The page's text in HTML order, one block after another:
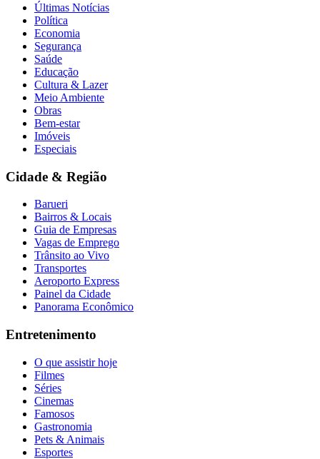
Flamengo
Últimas Notícias
Política
Economia
Segurança
Saúde
Educação
Cultura & Lazer
Meio Ambiente
Obras
Bem-estar
Imóveis
Especiais
Cidade & Região
Barueri
Bairros & Locais
Guia de Empresas
Vagas de Emprego
Trânsito ao Vivo
Transportes
Aeroporto Express
Painel da Cidade
Panorama Econômico
Entretenimento
O que assistir hoje
Filmes
Séries
Cinemas
Famosos
Gastronomia
Pets & Animais
Esportes